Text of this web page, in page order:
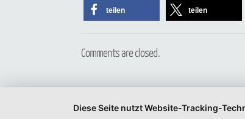
teilen teilen
Comments are closed.
Diese Seite nutzt Website-Tracking-